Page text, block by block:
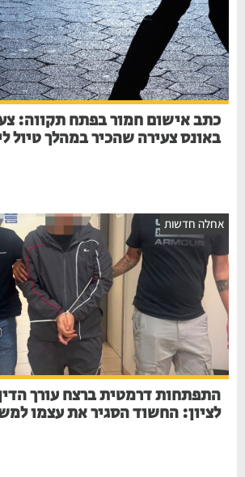
כתב אישום חמור בפתח תקווה:
באונס צעירה שהכיר במהלך טיול
אחלה חדשות
התפתחות דרמטית ברצח עורך
לציון: החשוד הסגיר את עצמו